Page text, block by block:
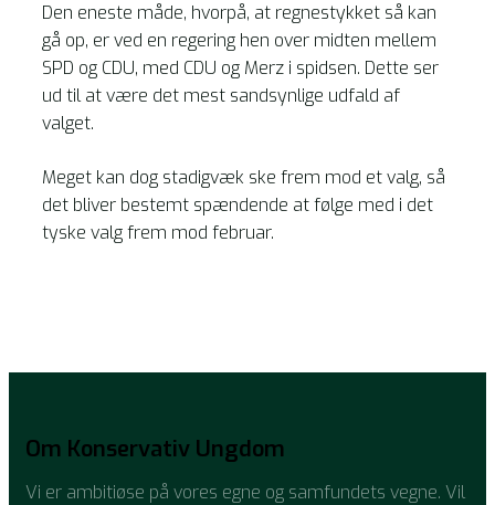
Den eneste måde, hvorpå, at regnestykket så kan
gå op, er ved en regering hen over midten mellem
SPD og CDU, med CDU og Merz i spidsen. Dette ser
ud til at være det mest sandsynlige udfald af
valget.
Meget kan dog stadigvæk ske frem mod et valg, så
det bliver bestemt spændende at følge med i det
tyske valg frem mod februar.
Om Konservativ Ungdom
Vi er ambitiøse på vores egne og samfundets vegne. Vil